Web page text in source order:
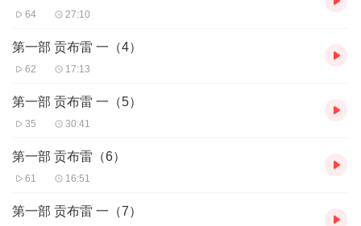
64 27:10
第一部 贡布雷 一（4）
62 17:13
第一部 贡布雷 一（5）
35 30:41
第一部 贡布雷（6）
61 16:51
第一部 贡布雷 一（7）